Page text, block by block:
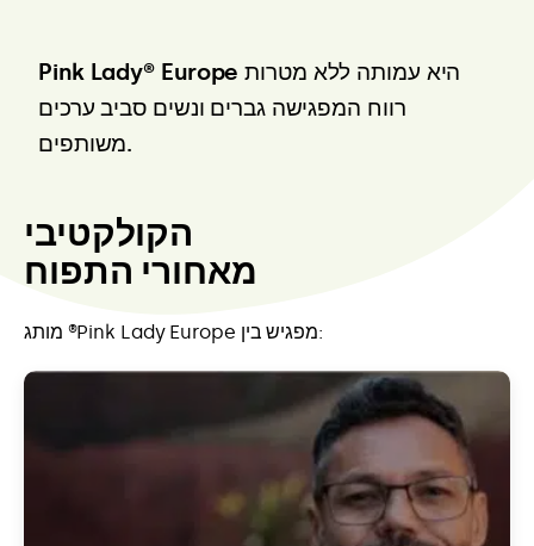
Pink Lady® Europe היא עמותה ללא מטרות
רווח המפגישה גברים ונשים סביב ערכים
משותפים.
הקולקטיבי
מאחורי התפוח
מותג ®Pink Lady Europe מפגיש בין: